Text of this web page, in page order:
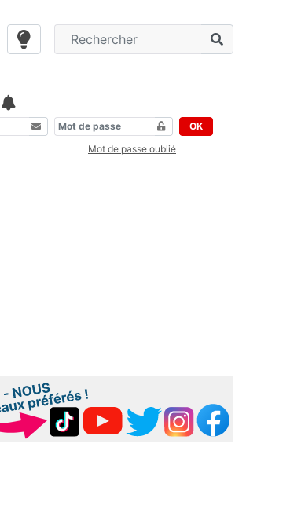
OK
Mot de passe oublié